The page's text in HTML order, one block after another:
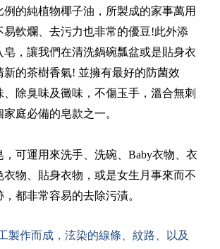
例的純植物椰子油，所製成的家事萬用
易軟爛、去污力也非常的優豆!此外添
皂，讓我們在清洗鍋碗瓢盆或是貼身衣
新的茶樹香氣! 並擁有最好的防菌效
除臭味及黴味，不傷玉手，溫合無刺
庭必備的皂款之一。
可運用來洗手、洗碗、Baby衣物、衣
衣物、貼身衣物，或是女生月事來而不
都非常容易的去除污漬。
製作而成，泫染的線條、紋路、以及